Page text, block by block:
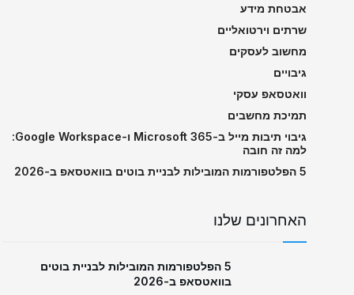
אבטחת מידע
שרתים וירטואליים
מחשוב לעסקים
גיבויים
וואטסאפ עסקי
תמיכת מחשבים
גיבוי תיבות מייל ב-Microsoft 365 ו-Google Workspace:
למה זה חובה
5 הפלטפורמות המובילות לבניית בוטים בוואטסאפ ב-2026
האחרונים שלנו
5 הפלטפורמות המובילות לבניית בוטים
בוואטסאפ ב-2026